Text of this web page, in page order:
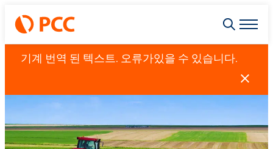
기계 번역 된 텍스트. 오류가있을 수 있습니다.